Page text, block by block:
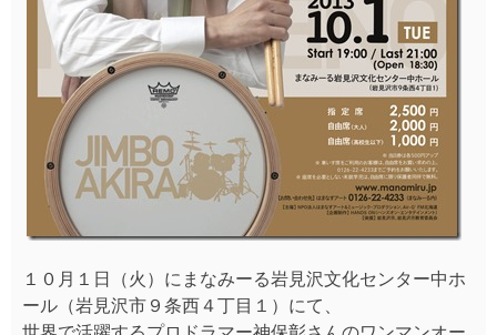
１０月１日（火）にまなみーる岩見沢文化センター中ホ
ール（岩見沢市９条西４丁目１）にて、